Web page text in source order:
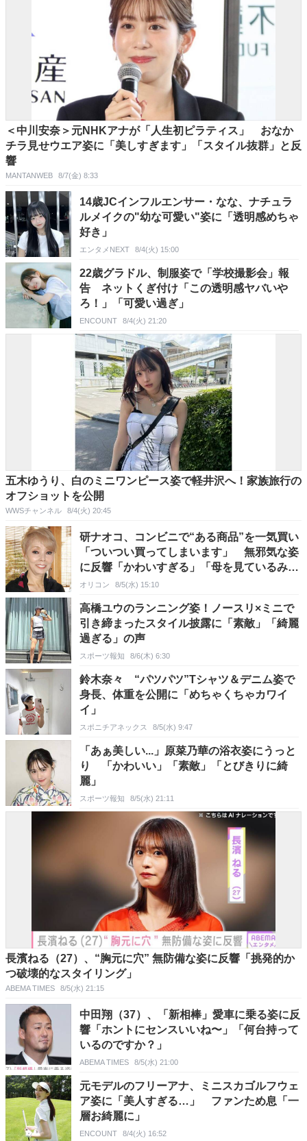
＜中川安奈＞元NHKアナが「人生初ピラティス」 おなか
チラ見せウエア姿に「美しすぎます」「スタイル抜群」と反
響
MANTANWEB 8/7(金) 8:33
14歳JCインフルエンサー・なな、ナチュラ
ルメイクの"幼な可愛い"姿に「透明感めちゃ
好き」
エンタメNEXT 8/4(火) 15:00
22歳グラドル、制服姿で「学校撮影会」報
告 ネットくぎ付け「この透明感ヤバいや
ろ！」「可愛い過ぎ」
ENCOUNT 8/4(火) 21:20
五木ゆうり、白のミニワンピース姿で軽井沢へ！家族旅行の
オフショットを公開
WWSチャンネル 8/4(火) 20:45
研ナオコ、コンビニで“ある商品”を一気買い
「ついつい買ってしまいます」 無邪気な姿
に反響「かわいすぎる」「母を見ているみた
いでほっこり」
オリコン 8/5(水) 15:10
高橋ユウのランニング姿！ノースリ×ミニで
引き締まったスタイル披露に「素敵」「綺麗
過ぎる」の声
スポーツ報知 8/6(木) 6:30
鈴木奈々 “パツパツ”Tシャツ＆デニム姿で
身長、体重を公開に「めちゃくちゃカワイ
イ」
スポニチアネックス 8/5(水) 9:47
「あぁ美しい...」原菜乃華の浴衣姿にうっと
り 「かわいい」「素敵」「とびきりに綺
麗」
スポーツ報知 8/5(水) 21:11
長濱ねる（27）、“胸元に穴” 無防備な姿に反響「挑発的か
つ破壊的なスタイリング」
ABEMA TIMES 8/5(水) 21:15
中田翔（37）、「新相棒」愛車に乗る姿に反
響「ホントにセンスいいね〜」「何台持って
いるのですか？」
ABEMA TIMES 8/5(水) 21:00
元モデルのフリーアナ、ミニスカゴルフウェ
ア姿に「美人すぎる…」 ファンため息「一
層お綺麗に」
ENCOUNT 8/4(火) 16:52